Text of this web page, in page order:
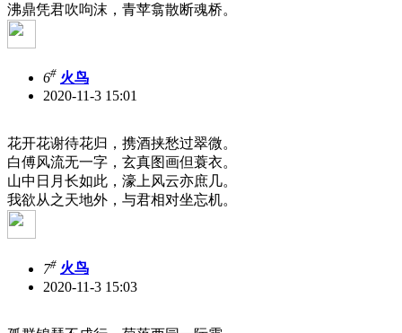
沸鼎凭君吹呴沫，青苹翕散断魂桥。
6# 火鸟
2020-11-3 15:01
花开花谢待花归，携酒挟愁过翠微。
白傅风流无一字，玄真图画但蓑衣。
山中日月长如此，濠上风云亦庶几。
我欲从之天地外，与君相对坐忘机。
7# 火鸟
2020-11-3 15:03